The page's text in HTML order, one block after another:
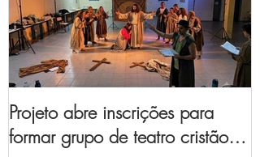
Projeto abre inscrições para
formar grupo de teatro cristão